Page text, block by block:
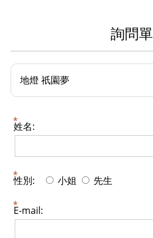
詢問單
地燈 祇園夢
姓名:
性別: 小姐 先生
E-mail: